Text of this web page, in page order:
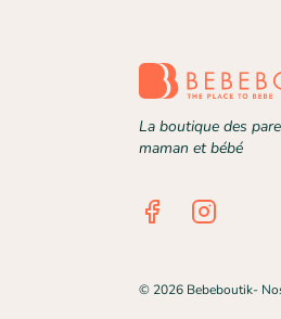
La boutique des
maman et bébé
FacebookInstagram
© 2026 Bebeboutik-